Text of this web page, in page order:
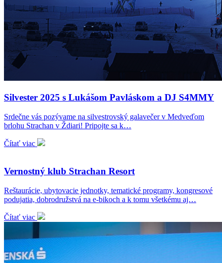
Silvester 2025 s Lukášom Pavláskom a DJ S4MMY
Srdečne vás pozývame na silvestrovský galavečer v Medveďom
brlohu Strachan v Ždiari! Pripojte sa k…
Čítať viac
Vernostný klub Strachan Resort
Reštaurácie, ubytovacie jednotky, tematické programy, kongresové
podujatia, dobrodružstvá na e-bikoch a k tomu všetkému aj…
Čítať viac